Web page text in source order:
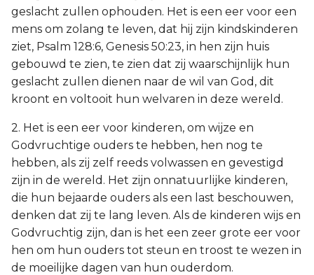
geslacht zullen ophouden. Het is een eer voor een
mens om zolang te leven, dat hij zijn kindskinderen
ziet, Psalm 128:6, Genesis 50:23, in hen zijn huis
gebouwd te zien, te zien dat zij waarschijnlijk hun
geslacht zullen dienen naar de wil van God, dit
kroont en voltooit hun welvaren in deze wereld.
2. Het is een eer voor kinderen, om wijze en
Godvruchtige ouders te hebben, hen nog te
hebben, als zij zelf reeds volwassen en gevestigd
zijn in de wereld. Het zijn onnatuurlijke kinderen,
die hun bejaarde ouders als een last beschouwen,
denken dat zij te lang leven. Als de kinderen wijs en
Godvruchtig zijn, dan is het een zeer grote eer voor
hen om hun ouders tot steun en troost te wezen in
de moeilijke dagen van hun ouderdom.